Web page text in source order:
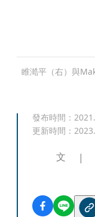
睢澔平（右）與
發布時間：
更新時間：
文